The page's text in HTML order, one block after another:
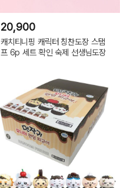
20,900
캐치티니핑 캐릭터 칭찬도장 스탬
프 6p 세트 확인 숙제 선생님도장